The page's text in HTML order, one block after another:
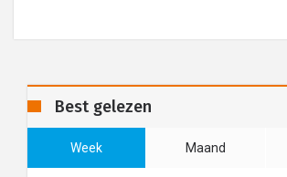
Best gelezen
Week Maand